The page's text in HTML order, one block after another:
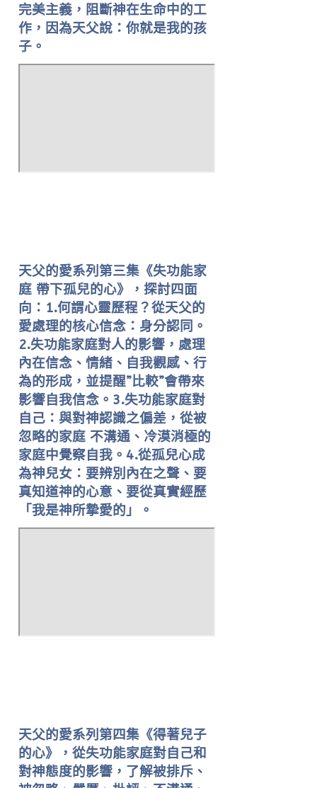
完美主義，阻斷神在生命中的工
作，因為天父說：你就是我的孩
子。
天父的愛系列第三集《失功能家
庭 帶下孤兒的心》，探討四面
向：1.何謂心靈歷程？從天父的
愛處理的核心信念：身分認同。
2.失功能家庭對人的影響，處理
內在信念、情緒、自我觀感、行
為的形成，並提醒”比較”會帶來
影響自我信念。3.失功能家庭對
自己：與對神認識之偏差，從被
忽略的家庭 不溝通、冷漠消極的
家庭中覺察自我。4.從孤兒心成
為神兒女：要辨別內在之聲、要
真知道神的心意、要從真實經歷
「我是神所摯愛的」。
天父的愛系列第四集《得著兒子
的心》，從失功能家庭對自己和
對神態度的影響，了解被排斥、